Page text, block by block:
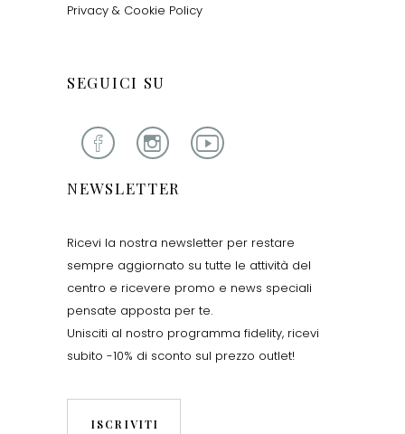
Privacy & Cookie Policy
SEGUICI SU
NEWSLETTER
Ricevi la nostra newsletter per restare
sempre aggiornato su tutte le attività del
centro e ricevere promo e news speciali
pensate apposta per te.
Unisciti al nostro programma fidelity, ricevi
subito -10% di sconto sul prezzo outlet!
ISCRIVITI